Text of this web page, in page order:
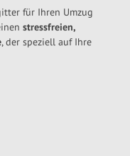
für Ihren Umzug
stressfreien,
, der speziell auf Ihre